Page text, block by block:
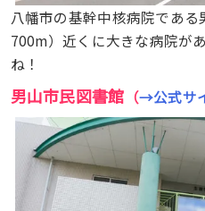
八幡市の基幹中核病院であ
700m）近くに大きな病院が
ね！
男山市民図書館 （→公式サ